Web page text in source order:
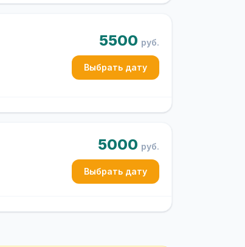
5500 руб.
Выбрать дату
5000 руб.
Выбрать дату